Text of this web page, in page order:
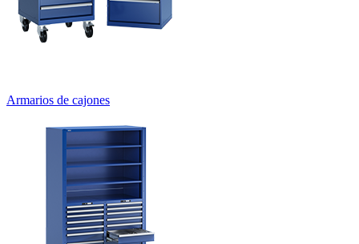
Armarios de cajones